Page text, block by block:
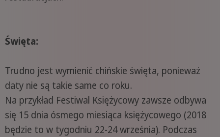
Święta:
Trudno jest wymienić chińskie święta, ponieważ
daty nie są takie same co roku.
Na przykład Festiwal Księżycowy zawsze odbywa
się 15 dnia ósmego miesiąca księżycowego (2018
będzie to w tygodniu 22-24 września). Podczas